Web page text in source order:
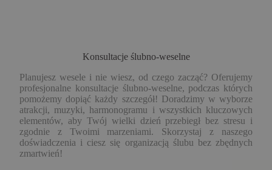
Konsultacje ślubno-weselne
Planujesz wesele i nie wiesz, od czego zacząć? Oferujemy
profesjonalne konsultacje ślubno-weselne, podczas których
pomożemy dopiąć każdy szczegół! Doradzimy w wyborze
atrakcji, muzyki, harmonogramu i wszystkich kluczowych
elementów, aby Twój wielki dzień przebiegł bez stresu i
zgodnie z Twoimi marzeniami. Skorzystaj z naszego
doświadczenia i ciesz się organizacją ślubu bez zbędnych
zmartwień!